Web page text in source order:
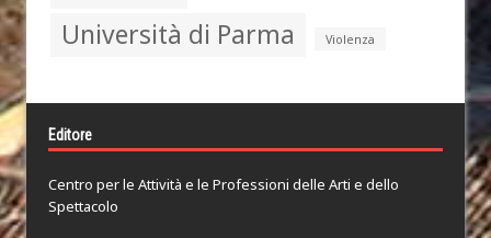
Università di Parma Violenza
Editore
Centro per le Attività e le Professioni delle Arti e dello
Spettacolo